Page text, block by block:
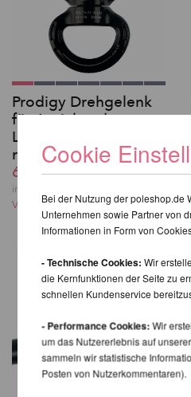
Prodigy Drehgelenk
für Aerial und
Luftakrobatik - groß,
rund
60,98 EUR
inkl. 23 % MwSt. zzgl.
Versandkosten
Cookie
Bei der Nutzung der poleshop.de
Unternehmen sowie Partner von
Informationen in Form von
- Technische Cookies: Wir
die Kernfunktionen der Seite zu
schnellen Kundenservice
- Performance Cookies:Wir
um das Nutzererlebnis auf
sammeln wir statistische
Posten von Nutzerkommentaren).